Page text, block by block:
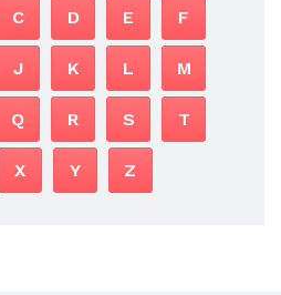
C D E F
J K L M
Q R S T
X Y Z